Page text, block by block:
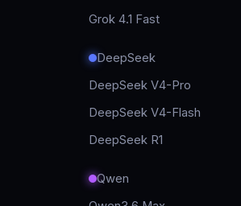
Grok 4.1 Fast
DeepSeek
DeepSeek V4-Pro
DeepSeek V4-Flash
DeepSeek R1
Qwen